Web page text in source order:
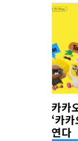
카카
‘카
연다